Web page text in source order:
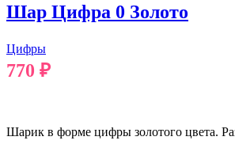
Шар Цифра 0 Золото
Цифры
770 ₽
Шарик в форме цифры золотого цвета.